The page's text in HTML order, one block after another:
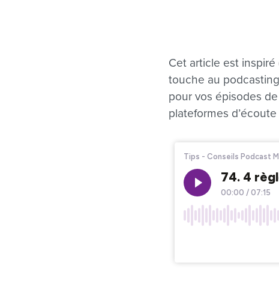
Cet article est inspiré
touche au
pour vos épisodes
plateformes